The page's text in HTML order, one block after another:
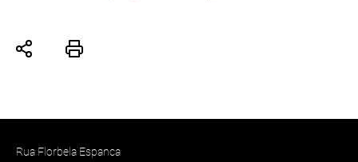
Rua Florbela Espanca